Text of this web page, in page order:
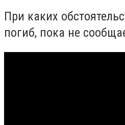
При каких
погиб, пока не